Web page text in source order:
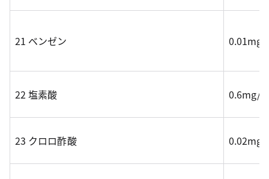
21 ベンゼン 0.01mg/
22 塩素酸 0.6mg/L
23 クロロ酢酸 0.02mg/